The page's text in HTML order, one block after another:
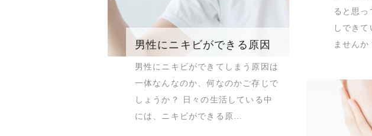
ると思っ
しでき
ません
男性にニキビができる原因
男性にニキビができてしまう原因は
一体なんなのか、何なのかご存じで
しょうか？ 日々の生活している中
には、ニキビができる原…